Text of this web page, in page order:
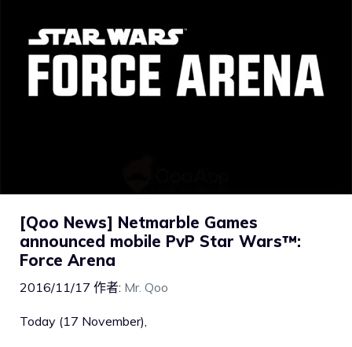
[Qoo News] Netmarble Games
announced mobile PvP Star Wars™:
Force Arena
2016/11/17 作者: Mr. Qoo
Today (17 November),